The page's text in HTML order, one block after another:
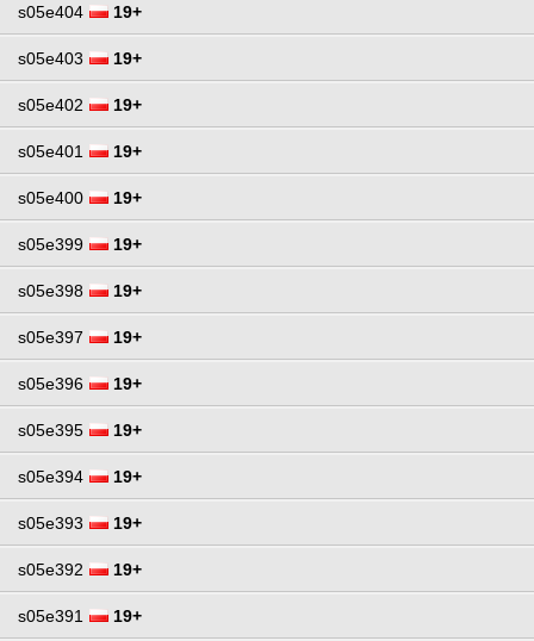
s05e404 19+
s05e403 19+
s05e402 19+
s05e401 19+
s05e400 19+
s05e399 19+
s05e398 19+
s05e397 19+
s05e396 19+
s05e395 19+
s05e394 19+
s05e393 19+
s05e392 19+
s05e391 19+